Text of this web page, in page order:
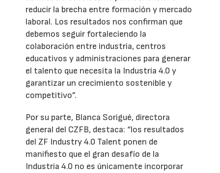
reducir la brecha entre formación y mercado
laboral. Los resultados nos confirman que
debemos seguir fortaleciendo la
colaboración entre industria, centros
educativos y administraciones para generar
el talento que necesita la Industria 4.0 y
garantizar un crecimiento sostenible y
competitivo”.
Por su parte, Blanca Sorigué, directora
general del CZFB, destaca: “los resultados
del ZF Industry 4.0 Talent ponen de
manifiesto que el gran desafío de la
Industria 4.0 no es únicamente incorporar